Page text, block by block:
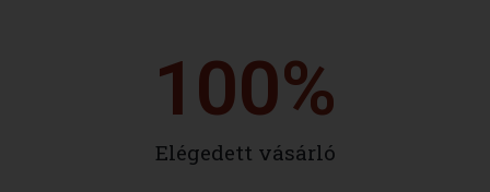
Elégedett vásárló
100%